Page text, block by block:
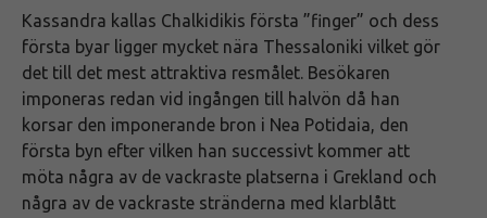
Kassandra kallas Chalkidikis första ”finger” och dess
första byar ligger mycket nära Thessaloniki vilket gör
det till det mest attraktiva resmålet. Besökaren
imponeras redan vid ingången till halvön då han
korsar den imponerande bron i Nea Potidaia, den
första byn efter vilken han successivt kommer att
möta några av de vackraste platserna i Grekland och
några av de vackraste stränderna med klarblått